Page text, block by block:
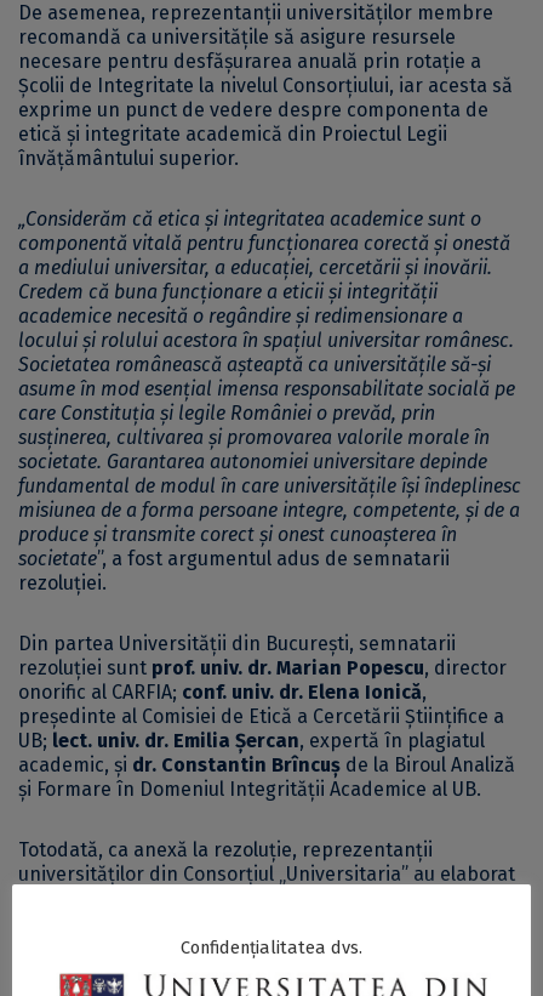
De asemenea, reprezentanții universităților membre
recomandă ca universitățile să asigure resursele
necesare pentru desfășurarea anuală prin rotație a
Școlii de Integritate la nivelul Consorțiului, iar acesta să
exprime un punct de vedere despre componenta de
etică și integritate academică din Proiectul Legii
învățământului superior.
„Considerăm că etica și integritatea academice sunt o
componentă vitală pentru funcționarea corectă și onestă
a mediului universitar, a educației, cercetării și inovării.
Credem că buna funcționare a eticii și integrității
academice necesită o regândire și redimensionare a
locului și rolului acestora în spațiul universitar românesc.
Societatea românească așteaptă ca universitățile să-și
asume în mod esențial imensa responsabilitate socială pe
care Constituția și legile României o prevăd, prin
susținerea, cultivarea și promovarea valorile morale în
societate. Garantarea autonomiei universitare depinde
fundamental de modul în care universitățile își îndeplinesc
misiunea de a forma persoane integre, competente, și de a
produce și transmite corect și onest cunoașterea în
societate”, a fost argumentul adus de semnatarii
rezoluției.
Din partea Universității din București, semnatarii
rezoluției sunt prof. univ. dr. Marian Popescu, director
onorific al CARFIA; conf. univ. dr. Elena Ionică,
președinte al Comisiei de Etică a Cercetării Științifice a
UB; lect. univ. dr. Emilia Șercan, expertă în plagiatul
academic, și dr. Constantin Brîncuș de la Biroul Analiză
și Formare în Domeniul Integrității Academice al UB.
Totodată, ca anexă la rezoluție, reprezentanții
universităților din Consorțiul „Universitaria” au elaborat
În cele trei zile ale reuniunii, participanții Școlii de
Confidențialitatea dvs.